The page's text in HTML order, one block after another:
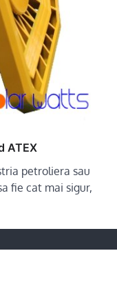
ATEX
petroliera sau
fie cat mai sigur,